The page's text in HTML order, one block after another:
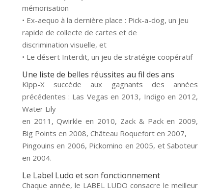
mémorisation
• Ex-aequo à la dernière place : Pick-a-dog, un jeu
rapide de collecte de cartes et de
discrimination visuelle, et
• Le désert Interdit, un jeu de stratégie coopératif
Une liste de belles réussites au fil des ans
Kipp-X succède aux gagnants des années
précédentes : Las Vegas en 2013, Indigo en 2012,
Water Lily
en 2011, Qwirkle en 2010, Zack & Pack en 2009,
Big Points en 2008, Château Roquefort en 2007,
Pingouins en 2006, Pickomino en 2005, et Saboteur
en 2004.
Le Label Ludo et son fonctionnement
Chaque année, le LABEL LUDO consacre le meilleur